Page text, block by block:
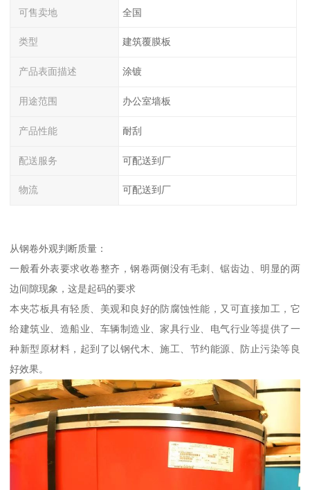
可售卖地 全国
类型 建筑覆膜板
产品表面描述 涂镀
用途范围 办公室墙板
产品性能 耐刮
配送服务 可配送到厂
物流 可配送到厂
从钢卷外观判断质量：
一般看外表要求收卷整齐，钢卷两侧没有毛刺、锯齿边、明显的两
边间隙现象，这是起码的要求
本夹芯板具有轻质、美观和良好的防腐蚀性能，又可直接加工，它
给建筑业、造船业、车辆制造业、家具行业、电气行业等提供了一
种新型原材料，起到了以钢代木、施工、节约能源、防止污染等良
好效果。